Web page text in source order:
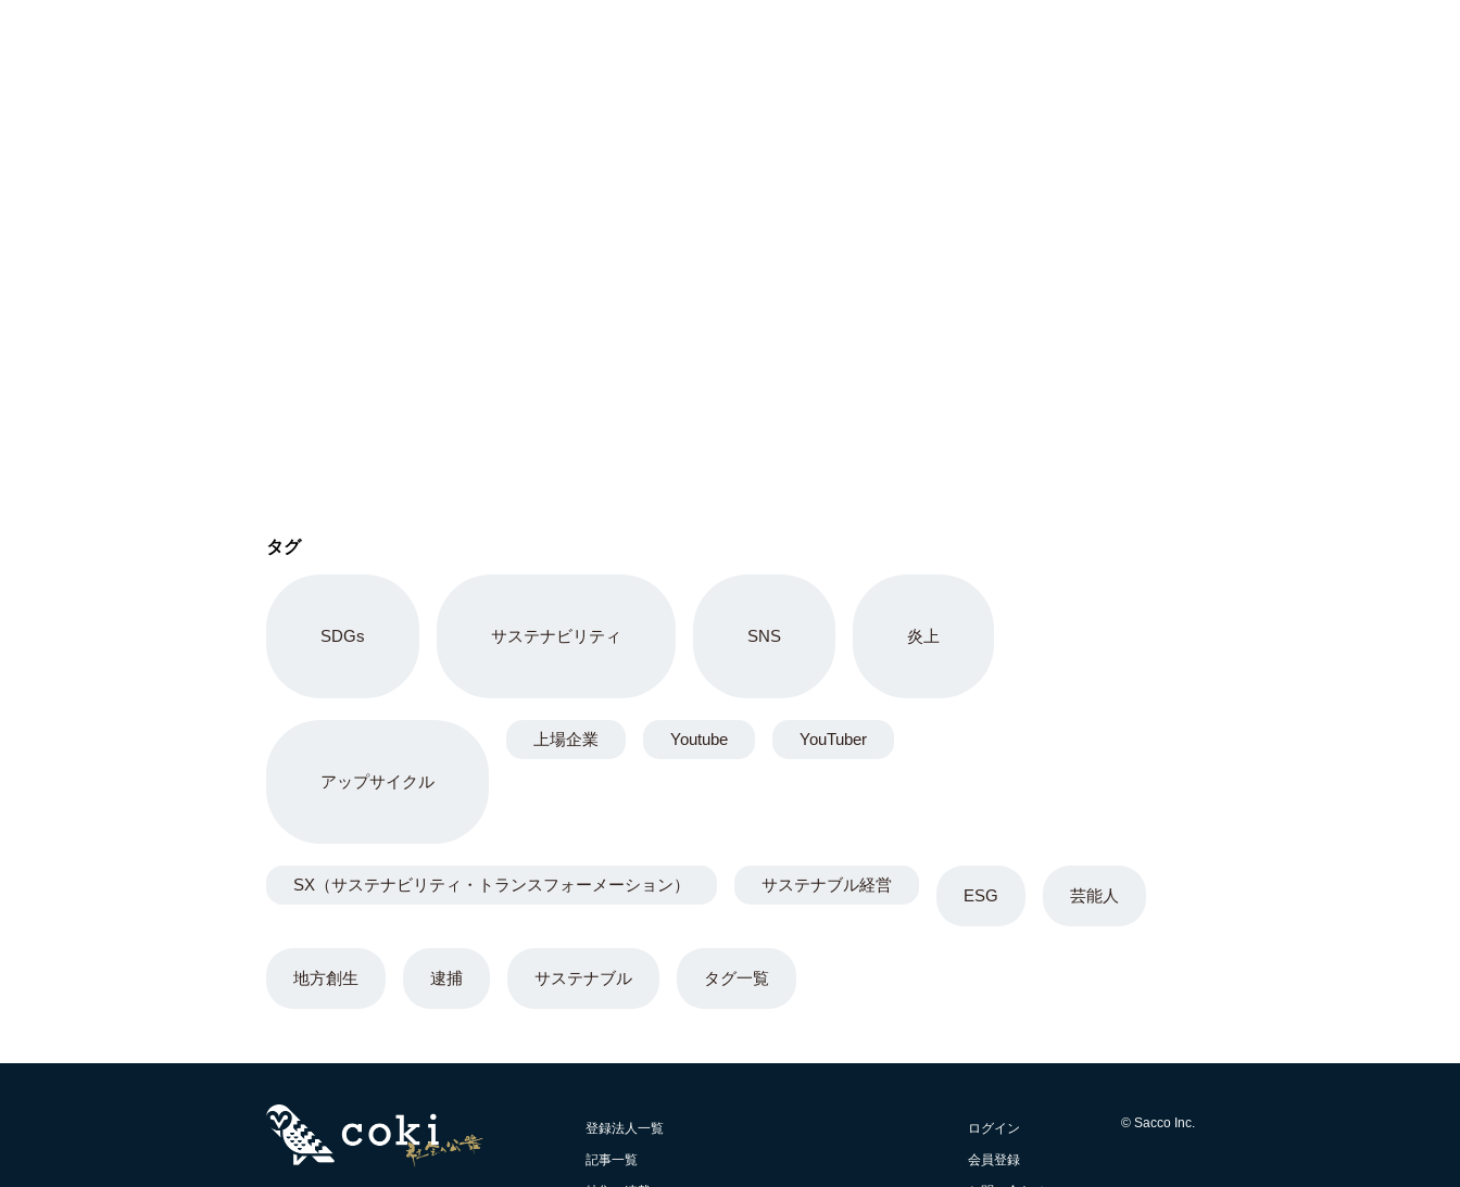
タグ
SDGs サステナビリティ SNS 炎上
アップサイクル
ESG 芸能人
地方創生 逮捕 サステナブル
上場企業 Youtube YouTuber
SX（サステナビリティ・トランスフォーメーション） サステナブル経営
タグ一覧
登録法人一覧
記事一覧
ログイン
会員登録
© Sacco Inc.